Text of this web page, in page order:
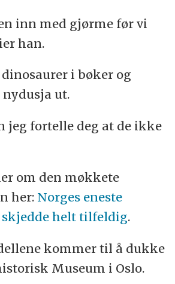
inn med gjørme før vi
han.
i bøker og
ut.
jeg fortelle deg at de ikke
om den møkkete
her: Norges eneste
helt tilfeldig.
kommer til å dukke
Museum i Oslo.